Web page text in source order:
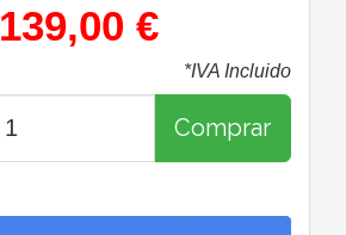
139,00 €
*IVA Incluido
Comprar